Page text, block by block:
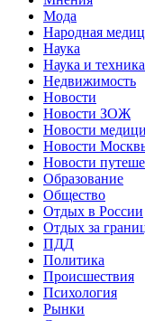
Мода
Народная
Наука
Наука и техника
Недвижимость
Новости
Новости ЗОЖ
Новости
Новости
Новости
Образование
Общество
Отдых в России
Отдых за
ПДД
Политика
Происшествия
Психология
Рынки